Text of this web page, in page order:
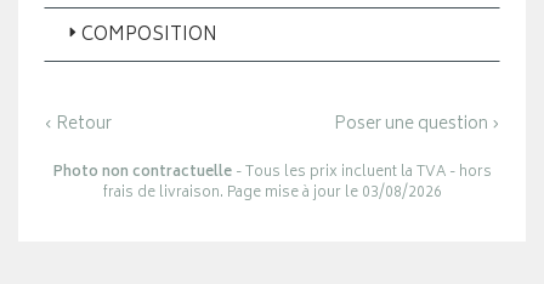
COMPOSITION
‹ Retour Poser une question ›
Photo non contractuelle- Tous les prix incluent la TVA - hors
frais de livraison. Page mise à jour le 03/08/2026